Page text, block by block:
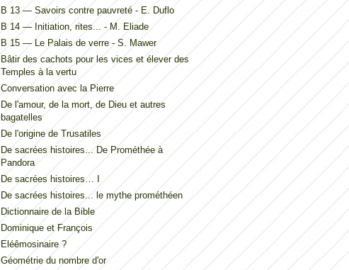
B 13 — Savoirs contre pauvreté - E. Duflo
B 14 — Initiation, rites... - M. Eliade
B 15 — Le Palais de verre - S. Mawer
Bâtir des cachots pour les vices et élever des
Temples à la vertu
Conversation avec la Pierre
De l'amour, de la mort, de Dieu et autres
bagatelles
De l'origine de Trusatiles
De sacrées histoires... De Prométhée à
Pandora
De sacrées histoires… I
De sacrées histoires... le mythe prométhéen
Dictionnaire de la Bible
Dominique et François
Eléêmosinaire ?
Géométrie du nombre d'or